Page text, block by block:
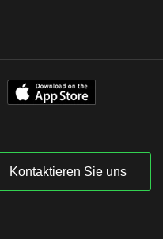
Kontaktieren Sie uns